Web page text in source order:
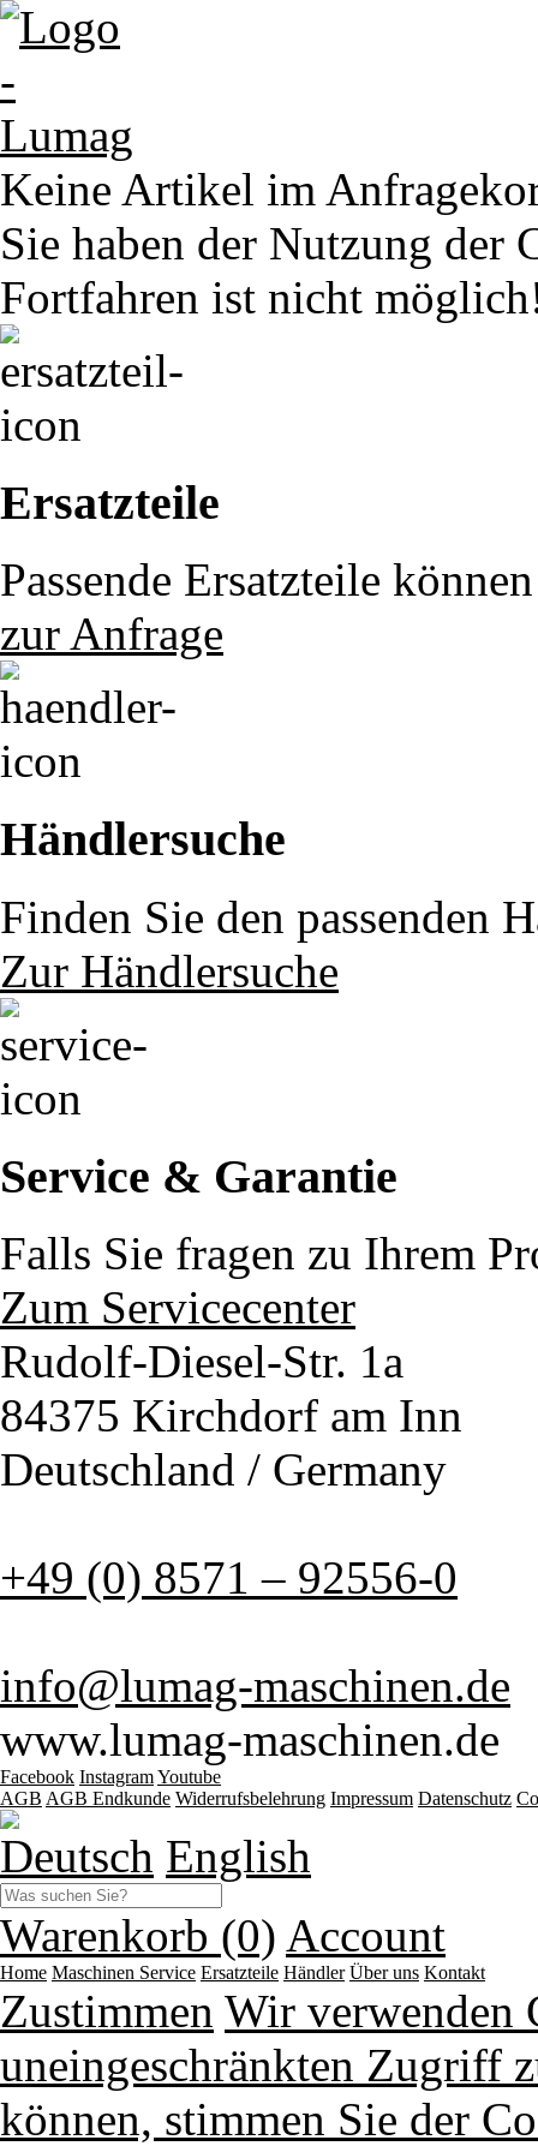
Keine Artikel im
Sie haben der Nutzung der
Fortfahren ist nicht
Ersatzteile
Passende Ersatzteile
zur Anfrage
Händlersuche
Finden Sie den passenden
Zur Händlersuche
Service & Garantie
Falls Sie fragen zu Ihrem
Zum Servicecenter
Rudolf-Diesel-Str. 1a
84375 Kirchdorf am Inn
Deutschland / Germany
+49 (0) 8571 – 92556-0
info@lumag-maschinen.de
www.lumag-maschinen.de
Facebook InstagramYoutube
AGB AGB Endkunde Widerrufsbelehrung Impressum Datenschutz
Deutsch English
Warenkorb (0) Account
Home Maschinen Service Ersatzteile Händler Über uns Kontakt
Zustimmen Wir verwenden
uneingeschränkten Zugriff
können, stimmen Sie der